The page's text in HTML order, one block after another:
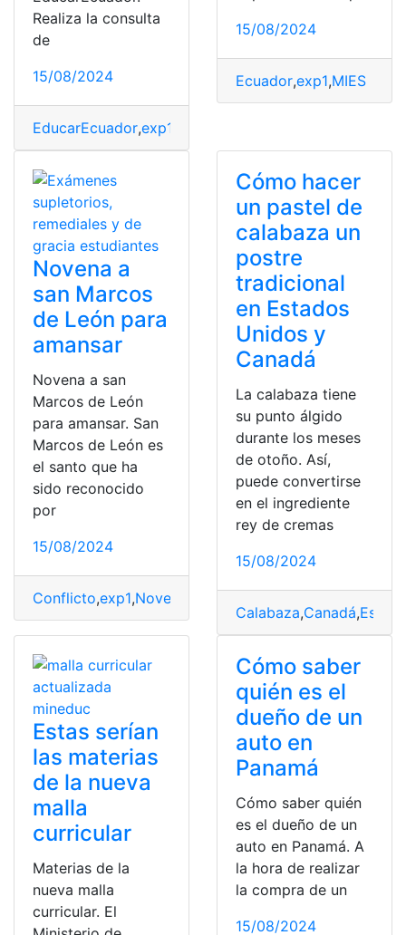
Realiza la consulta
de
15/08/2024
EducarEcuador,exp1
15/08/2024
Ecuador,exp1,MIES
Novena a
san Marcos
de León para
amansar
Novena a san
Marcos de León
para amansar. San
Marcos de León es
el santo que ha
sido reconocido
por
15/08/2024
Conflicto,exp1,Novena
Cómo hacer
un pastel de
calabaza un
postre
tradicional
en Estados
Unidos y
Canadá
La calabaza tiene
su punto álgido
durante los meses
de otoño. Así,
puede convertirse
en el ingrediente
rey de cremas
15/08/2024
Calabaza,Canadá,
Estas serían
las materias
de la nueva
malla
curricular
Materias de la
nueva malla
curricular. El
Cómo saber
quién es el
dueño de un
auto en
Panamá
Cómo saber quién
es el dueño de un
auto en Panamá. A
la hora de realizar
la compra de un
15/08/2024